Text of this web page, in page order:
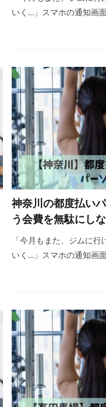
いく…」スマホの通知画
神奈川の都度払い
う会費を無駄にし
「今月もまた、ジムに
いく…」スマホの通知画